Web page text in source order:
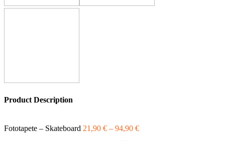
Product Description
Fototapete – Skateboard 21,90 € – 94,90 €